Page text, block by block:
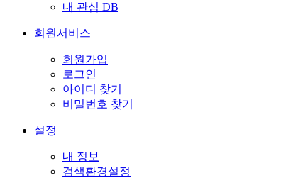
내 관심 DB
회원서비스
회원가입
로그인
아이디 찾기
비밀번호 찾기
설정
내 정보
검색환경설정